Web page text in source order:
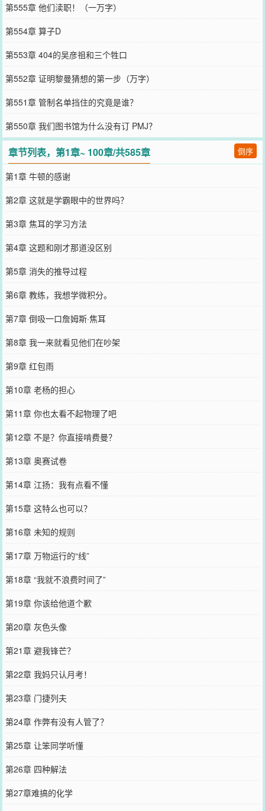
第555章 他们渎职！（一万字）
第554章 算子D
第553章 404的吴彦祖和三个牲口
第552章 证明黎曼猜想的第一步（万字）
第551章 管制名单挡住的究竟是谁？
第550章 我们图书馆为什么没有订 PMJ？
章节列表，第1章~ 100章/共585章 倒序
第1章 牛顿的感谢
第2章 这就是学霸眼中的世界吗？
第3章 焦耳的学习方法
第4章 这题和刚才那道没区别
第5章 消失的推导过程
第6章 教练，我想学微积分。
第7章 倒吸一口詹姆斯·焦耳
第8章 我一来就看见他们在吵架
第9章 红包雨
第10章 老杨的担心
第11章 你也太看不起物理了吧
第12章 不是？你直接啃费曼？
第13章 奥赛试卷
第14章 江扬：我有点看不懂
第15章 这特么也可以？
第16章 未知的规则
第17章 万物运行的“线”
第18章 “我就不浪费时间了”
第19章 你该给他道个歉
第20章 灰色头像
第21章 避我锋芒？
第22章 我妈只认月考！
第23章 门捷列夫
第24章 作弊有没有人管了？
第25章 让笨同学听懂
第26章 四种解法
第27章难搞的化学